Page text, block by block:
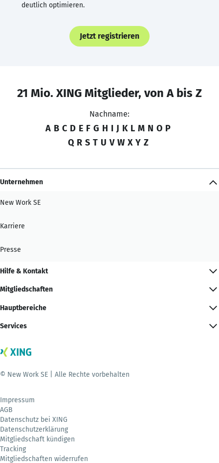
deutlich optimieren.
Jetzt registrieren
21 Mio. XING Mitglieder, von A bis Z
Nachname:
A B C D E F G H I J K L M N O P
Q R S T U V W X Y Z
Unternehmen
New Work SE
Karriere
Presse
Hilfe & Kontakt
Mitgliedschaften
Hauptbereiche
Services
© New Work SE | Alle Rechte vorbehalten
Impressum
AGB
Datenschutz bei XING
Datenschutzerklärung
Mitgliedschaft kündigen
Tracking
Mitgliedschaften widerrufen